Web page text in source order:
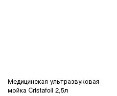
Медицинская ультразвуковая
мойка Cristafoli 2,5л